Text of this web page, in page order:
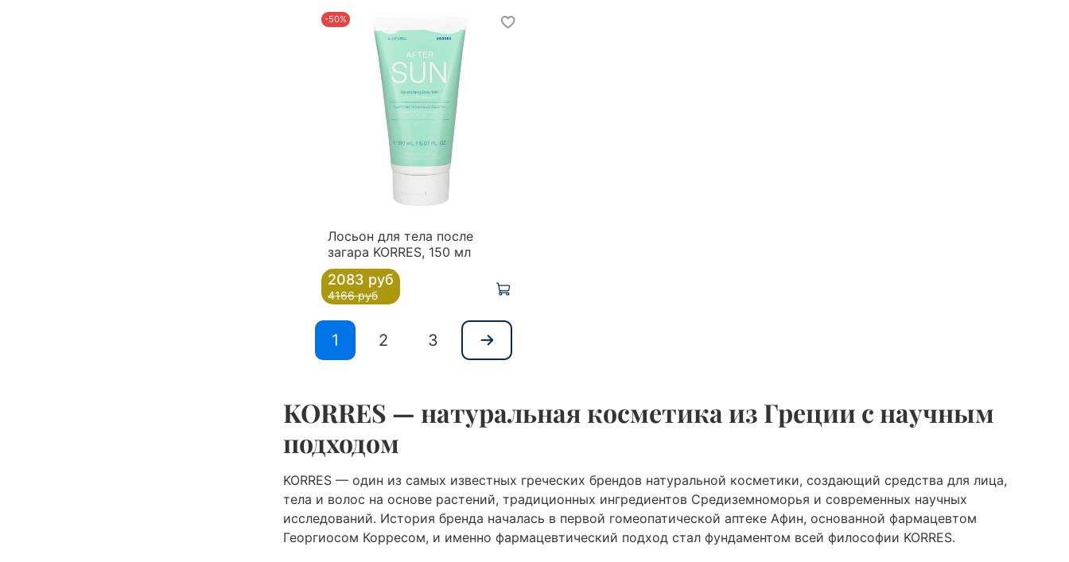
-50%
Лосьон для тела после
загара KORRES, 150 мл
2083 руб
4166 руб
1 2 3
KORRES — натуральная косметика из Греции с научным
подходом
KORRES — один из самых известных греческих брендов натуральной косметики, создающий средства для лица,
тела и волос на основе растений, традиционных ингредиентов Средиземноморья и современных научных
исследований. История бренда началась в первой гомеопатической аптеке Афин, основанной фармацевтом
Георгиосом Корресом, и именно фармацевтический подход стал фундаментом всей философии KORRES.